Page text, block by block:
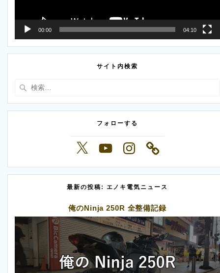
00:00 04:10
サイト内検索
フォローする
X YouTubeInstagram
最新の投稿: エノキ電気ニュース
俺のNinja 250R 全整備記録